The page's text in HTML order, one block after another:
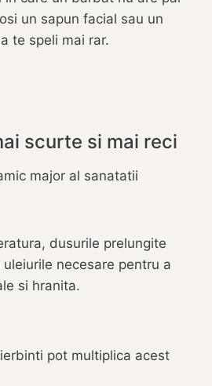
un sapun facial sau un
te speli mai rar.
scurte si mai reci
major al sanatatii
dusurile prelungite
necesare pentru a
si hranita.
pot multiplica acest